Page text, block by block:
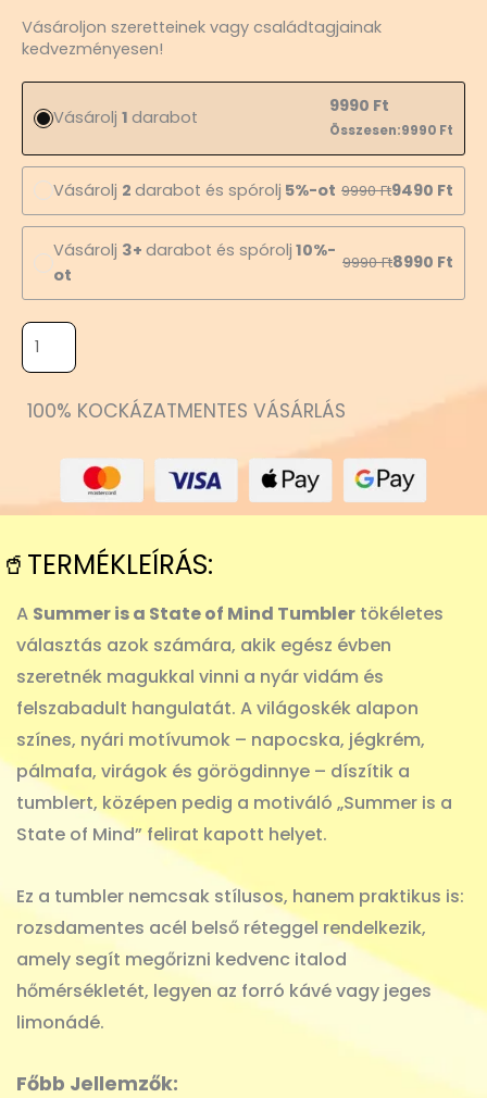
Vásároljon szeretteinek vagy családtagjainak
kedvezményesen!
Vásárolj 1 darabot
9990 Ft
Összesen:9990 Ft
Vásárolj 2 darabot és spórolj 5%-ot 9990Ft9490 Ft
Vásárolj 3+ darabot és spórolj 10%-
ot
9990Ft8990 Ft
is
a
State
Mind
Tumbler
mennyiség
100% KOCKÁZATMENTES VÁSÁRLÁS
🥤TERMÉKLEÍRÁS:
A Summer is a State of Mind Tumbler tökéletes
választás azok számára, akik egész évben
szeretnék magukkal vinni a nyár vidám és
felszabadult hangulatát. A világoskék alapon
színes, nyári motívumok – napocska, jégkrém,
pálmafa, virágok és görögdinnye – díszítik a
tumblert, középen pedig a motiváló „Summer is a
State of Mind” felirat kapott helyet.
Ez a tumbler nemcsak stílusos, hanem praktikus is:
rozsdamentes acél belső réteggel rendelkezik,
amely segít megőrizni kedvenc italod
hőmérsékletét, legyen az forró kávé vagy jeges
limonádé.
Főbb Jellemzők: